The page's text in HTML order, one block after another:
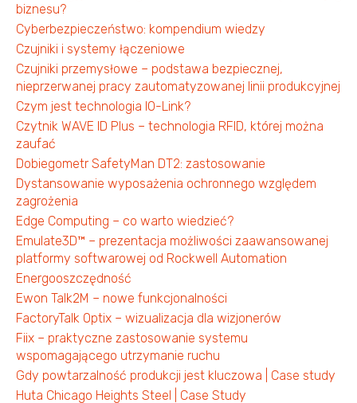
biznesu?
Cyberbezpieczeństwo: kompendium wiedzy
Czujniki i systemy łączeniowe
Czujniki przemysłowe – podstawa bezpiecznej,
nieprzerwanej pracy zautomatyzowanej linii produkcyjnej
Czym jest technologia IO-Link?
Czytnik WAVE ID Plus – technologia RFID, której można
zaufać
Dobiegometr SafetyMan DT2: zastosowanie
Dystansowanie wyposażenia ochronnego względem
zagrożenia
Edge Computing – co warto wiedzieć?
Emulate3D™ – prezentacja możliwości zaawansowanej
platformy softwarowej od Rockwell Automation
Energooszczędność
Ewon Talk2M – nowe funkcjonalności
FactoryTalk Optix – wizualizacja dla wizjonerów
Fiix – praktyczne zastosowanie systemu
wspomagającego utrzymanie ruchu
Gdy powtarzalność produkcji jest kluczowa | Case study
Huta Chicago Heights Steel | Case Study